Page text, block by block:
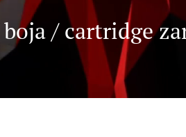
/ cartridge